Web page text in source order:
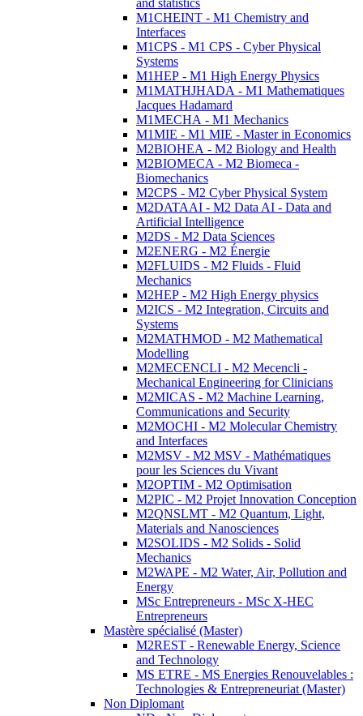
and statistics
M1CHEINT - M1 Chemistry and
Interfaces
M1CPS - M1 CPS - Cyber Physical
Systems
M1HEP - M1 High Energy Physics
M1MATHJHADA - M1 Mathematiques
Jacques Hadamard
M1MECHA - M1 Mechanics
M1MIE - M1 MIE - Master in Economics
M2BIOHEA - M2 Biology and Health
M2BIOMECA - M2 Biomeca -
Biomechanics
M2CPS - M2 Cyber Physical System
M2DATAAI - M2 Data AI - Data and
Artificial Intelligence
M2DS - M2 Data Sciences
M2ENERG - M2 Énergie
M2FLUIDS - M2 Fluids - Fluid
Mechanics
M2HEP - M2 High Energy physics
M2ICS - M2 Integration, Circuits and
Systems
M2MATHMOD - M2 Mathematical
Modelling
M2MECENCLI - M2 Mecencli -
Mechanical Engineering for Clinicians
M2MICAS - M2 Machine Learning,
Communications and Security
M2MOCHI - M2 Molecular Chemistry
and Interfaces
M2MSV - M2 MSV - Mathématiques
pour les Sciences du Vivant
M2OPTIM - M2 Optimisation
M2PIC - M2 Projet Innovation Conception
M2QNSLMT - M2 Quantum, Light,
Materials and Nanosciences
M2SOLIDS - M2 Solids - Solid
Mechanics
M2WAPE - M2 Water, Air, Pollution and
Energy
MSc Entrepreneurs - MSc X-HEC
Entrepreneurs
Mastère spécialisé (Master)
M2REST - Renewable Energy, Science
and Technology
MS ETRE - MS Energies Renouvelables :
Technologies & Entrepreneuriat (Master)
Non Diplomant